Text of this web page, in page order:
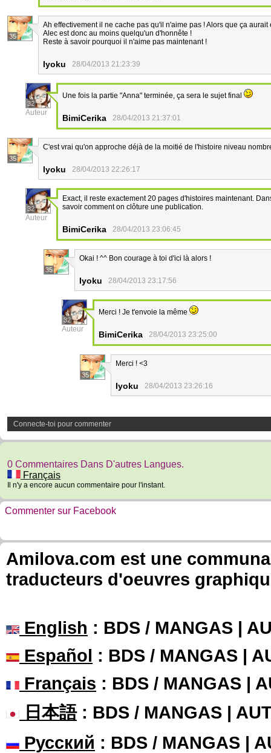
35
Ah effectivement il ne cache pas qu'il n'aime pas ! Alors que ça
Alec est donc au moins quelqu'un d'honnête !
Reste à savoir pourquoi il n'aime pas maintenant !
Iyoku 28/04/2013 21:23:39
32
Auteur
Une fois la partie "Anna" terminée, ça sera le sujet final
BimiCerika 28/04/2013 21:37:01
35
C'est vrai qu'on approche déjà de la moitié de l'histoire niveau
Iyoku 28/04/2013 22:26:17
32
Auteur
Exact, il reste exactement 20 pages d'histoires maintenant.
savoir comment on clôture une publication.
BimiCerika 28/04/2013 23:06:45
35
Okai ! ^^ Bon courage à toi d'ici là alors !
Iyoku 28/04/2013 23:17:56
32
Auteur
Merci ! Je t'envoie la même
BimiCerika 28/04/2013 23:25:00
35
Merci ! <3
Iyoku 28/04/2013 23:26:16
Connecte-toi pour commenter
0 Commentaires Dans D'autres Langues.
Français
Il n'y a encore aucun commentaire pour l'instant.
Commenter sur Facebook
Amilova.com est une
traducteurs d'oeuvres
English : BDS / MANGAS |
Español : BDS / MANGAS |
Français : BDS / MANGAS |
日本語: BDS / MANGAS |
Русский : BDS / MANGAS |